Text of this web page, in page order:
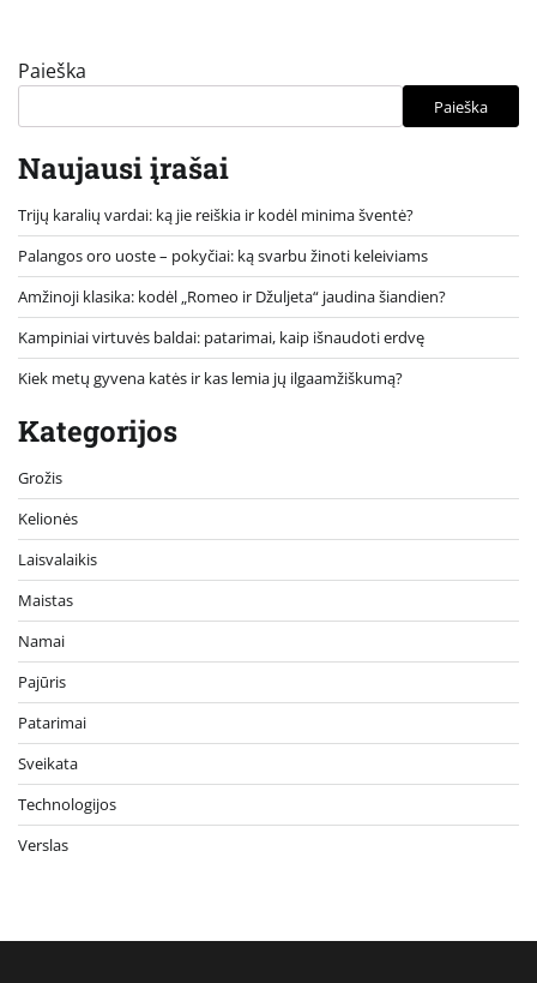
Paieška
Paieška
Naujausi įrašai
Trijų karalių vardai: ką jie reiškia ir kodėl minima šventė?
Palangos oro uoste – pokyčiai: ką svarbu žinoti keleiviams
Amžinoji klasika: kodėl „Romeo ir Džuljeta“ jaudina šiandien?
Kampiniai virtuvės baldai: patarimai, kaip išnaudoti erdvę
Kiek metų gyvena katės ir kas lemia jų ilgaamžiškumą?
Kategorijos
Grožis
Kelionės
Laisvalaikis
Maistas
Namai
Pajūris
Patarimai
Sveikata
Technologijos
Verslas